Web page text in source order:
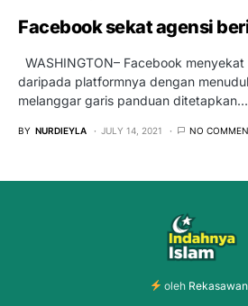
Facebook sekat agensi
WASHINGTON– Facebook
daripada platformnya dengan
melanggar garis panduan
BY NURDIEYLA JULY 14, 2021 NO
oleh